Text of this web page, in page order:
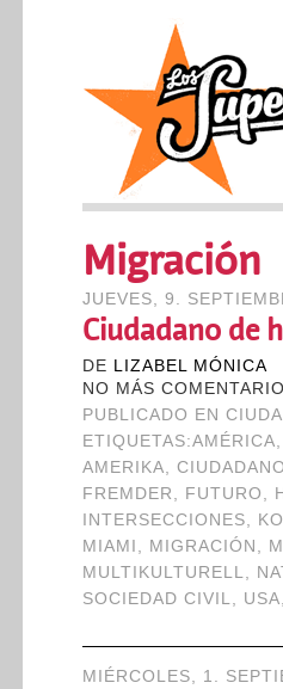
Migración
JUEVES, 9.
Ciudadano de
DE LIZABEL MÓNICA
NO MÁS
PUBLICADO EN
ETIQUETAS:AMÉRICA,
AMERIKA, CIUDADANO
FREMDER , FUTURO ,
INTERSECCIONES,
MIAMI , MIGRACIÓN ,
MULTIKULTURELL,
SOCIEDAD CIVIL, USA
MIÉRCOLES, 1.